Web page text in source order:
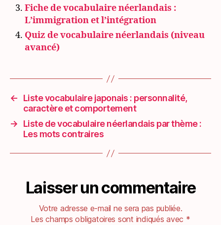
Fiche de vocabulaire néerlandais :
L’immigration et l’intégration
Quiz de vocabulaire néerlandais (niveau
avancé)
←
Liste vocabulaire japonais : personnalité,
caractère et comportement
→
Liste de vocabulaire néerlandais par thème :
Les mots contraires
Laisser un commentaire
Votre adresse e-mail ne sera pas publiée.
Les champs obligatoires sont indiqués avec *